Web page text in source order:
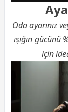
Oda ayarınız
ışığın gücünü
için